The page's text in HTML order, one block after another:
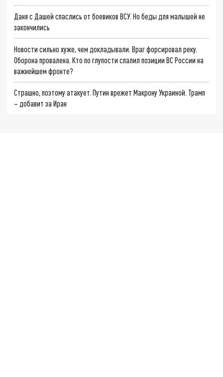
Даня с Дашей спаслись от боевиков ВСУ. Но беды для малышей не
закончились
Новости сильно хуже, чем докладывали. Враг форсировал реку.
Оборона провалена. Кто по глупости спалил позиции ВС России на
важнейшем фронте?
Страшно, поэтому атакует. Путин врежет Макрону Украиной. Трамп
– добавит за Иран